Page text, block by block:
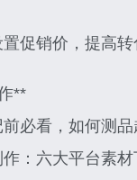
促销价，提高转
**
必看，如何测品
：六大平台素材